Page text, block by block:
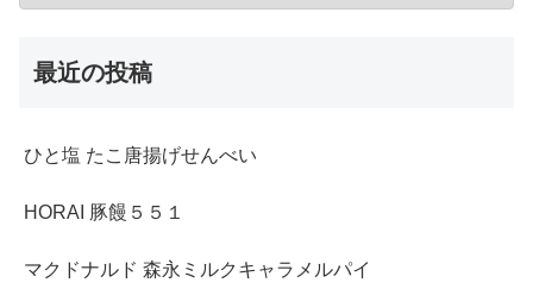
最近の投稿
ひと塩 たこ唐揚げせんべい
HORAI 豚饅５５１
マクドナルド 森永ミルクキャラメルパイ